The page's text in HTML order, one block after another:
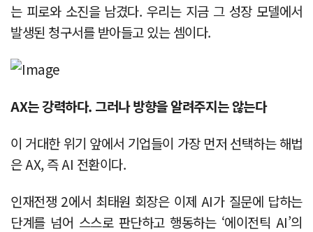
는 피로와 소진을 남겼다. 우리는 지금 그 성장 모델에서
발생된 청구서를 받아들고 있는 셈이다.
AX는 강력하다. 그러나 방향을 알려주지는 않는다
이 거대한 위기 앞에서 기업들이 가장 먼저 선택하는 해법
은 AX, 즉 AI 전환이다.
인재전쟁 2에서 최태원 회장은 이제 AI가 질문에 답하는
단계를 넘어 스스로 판단하고 행동하는 ‘에이전틱 AI’의